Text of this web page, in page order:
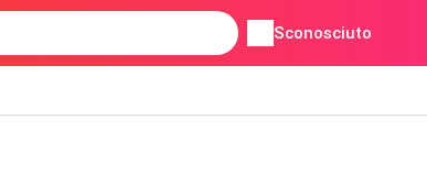
Sconosciuto